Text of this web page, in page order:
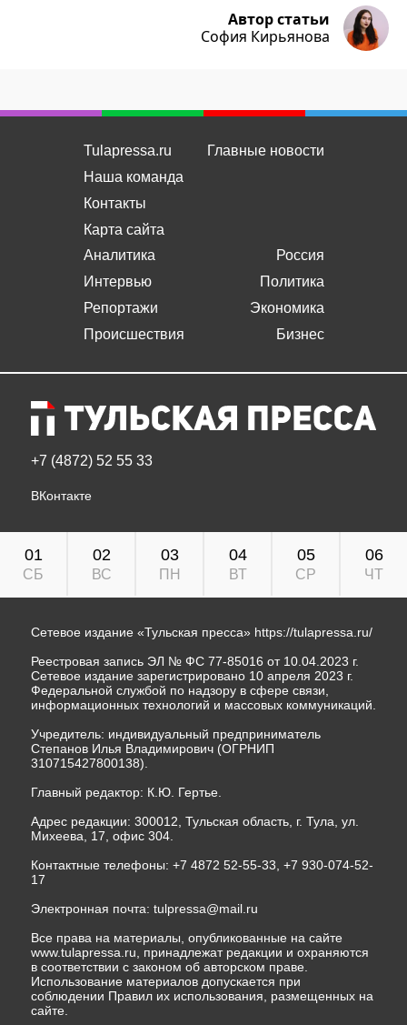
Автор статьи
София Кирьянова
Tulapressa.ru
Наша команда
Контакты
Карта сайта
Главные новости
Аналитика
Интервью
Репортажи
Происшествия
Россия
Политика
Экономика
Бизнес
+7 (4872) 52 55 33
ВКонтакте
01
СБ
02
ВС
03
ПН
04
ВТ
05
СР
06
ЧТ
Сетевое издание «Тульская пресса» https://tulapressa.ru/
Реестровая запись ЭЛ № ФС 77-85016 от 10.04.2023 г.
Сетевое издание зарегистрировано 10 апреля 2023 г.
Федеральной службой по надзору в сфере связи,
информационных технологий и массовых коммуникаций.
Учредитель: индивидуальный предприниматель
Степанов Илья Владимирович (ОГРНИП
310715427800138).
Главный редактор: К.Ю. Гертье.
Адрес редакции: 300012, Тульская область, г. Тула, ул.
Михеева, 17, офис 304.
Контактные телефоны: +7 4872 52-55-33, +7 930-074-52-
17
Электронная почта: tulpressa@mail.ru
Все права на материалы, опубликованные на сайте
www.tulapressa.ru, принадлежат редакции и охраняются
в соответствии с законом об авторском праве.
Использование материалов допускается при
соблюдении Правил их использования, размещенных на
сайте.